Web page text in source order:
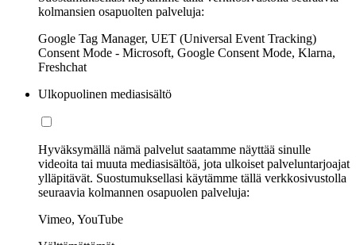
kolmansien osapuolten palveluja:
Google Tag Manager, UET (Universal Event Tracking)
Consent Mode - Microsoft, Google Consent Mode, Klarna,
Freshchat
Ulkopuolinen mediasisältö
Hyväksymällä nämä palvelut saatamme näyttää sinulle
videoita tai muuta mediasisältöä, jota ulkoiset palveluntarjoajat
ylläpitävät. Suostumuksellasi käytämme tällä verkkosivustolla
seuraavia kolmannen osapuolen palveluja:
Vimeo, YouTube